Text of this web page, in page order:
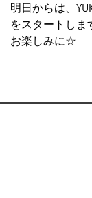
明日からは、
をスタートしま
お楽しみに☆